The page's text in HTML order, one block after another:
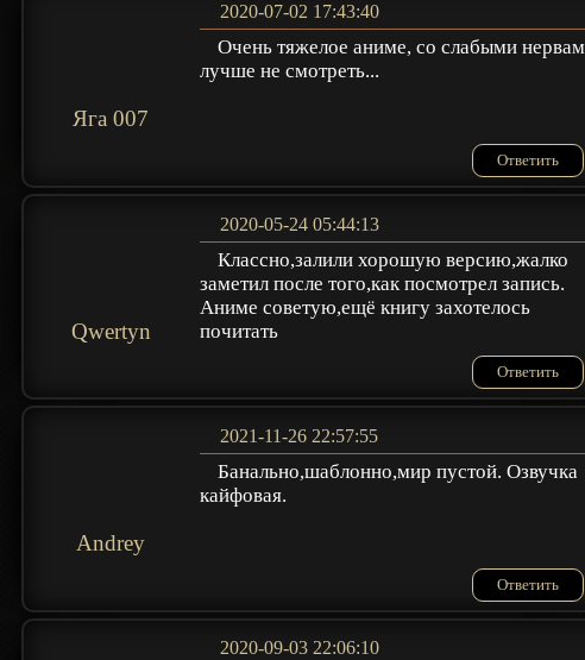
Яга 007
2020-07-02 17:43:40
Очень тяжелое аниме, со слабыми
лучше не смотреть...
Ответить
Qwertyn
2020-05-24 05:44:13
Классно,залили хорошую версию,жалко
заметил после того,как посмотрел запись.
Аниме советую,ещё книгу захотелось
почитать
Ответить
Andrey
2021-11-26 22:57:55
Банально,шаблонно,мир пустой. Озвучка
кайфовая.
Ответить
2020-09-03 22:06:10